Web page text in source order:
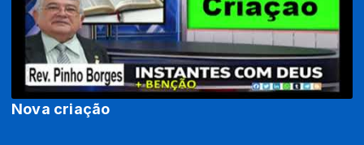
Nova criação